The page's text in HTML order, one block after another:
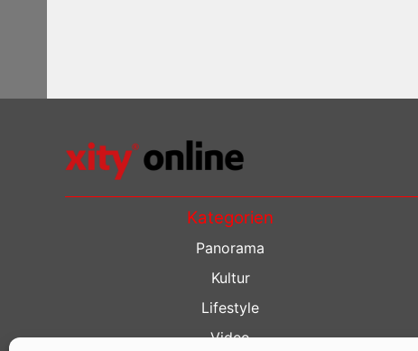
Kategorien
Panorama
Kultur
Lifestyle
Video